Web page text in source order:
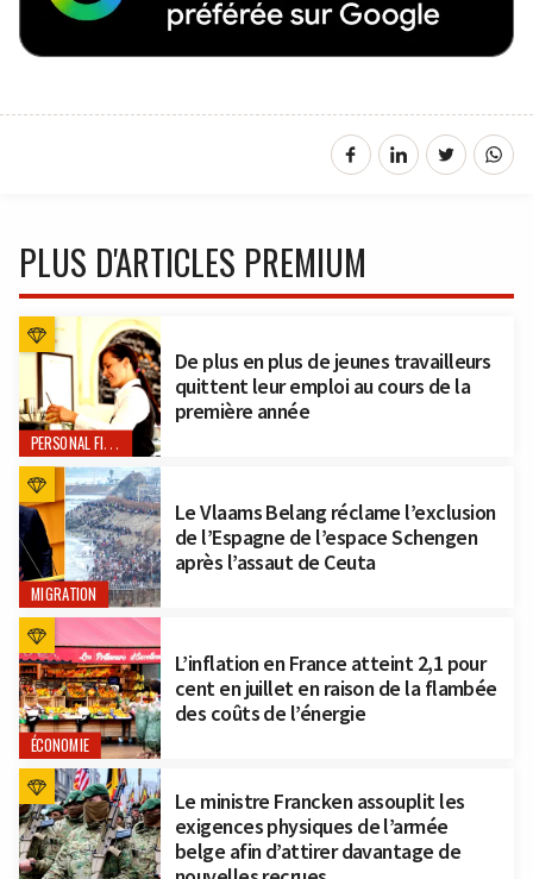
PLUS D'ARTICLES PREMIUM
PERSONAL FINANCE
De plus en plus de jeunes travailleurs
quittent leur emploi au cours de la
première année
MIGRATION
Le Vlaams Belang réclame l’exclusion
de l’Espagne de l’espace Schengen
après l’assaut de Ceuta
ÉCONOMIE
L’inflation en France atteint 2,1 pour
cent en juillet en raison de la flambée
des coûts de l’énergie
Le ministre Francken assouplit les
exigences physiques de l’armée
belge afin d’attirer davantage de